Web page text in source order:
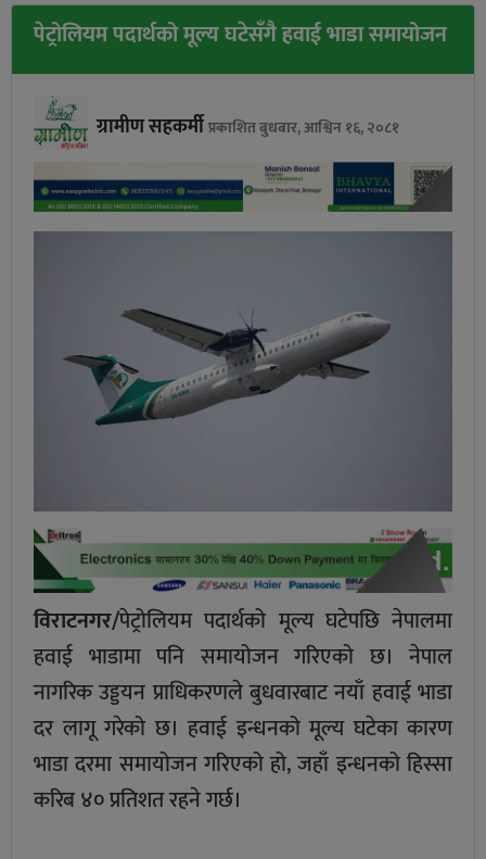
पेट्रोलियम पदार्थको मूल्य घटेसँगै हवाई भाडा समायोजन
ग्रामीण सहकर्मीप्रकाशित बुधबार, आश्विन १६, २०८१
विराटनगर/पेट्रोलियम पदार्थको मूल्य घटेपछि नेपालमा
हवाई भाडामा पनि समायोजन गरिएको छ। नेपाल
नागरिक उड्डयन प्राधिकरणले बुधवारबाट नयाँ हवाई भाडा
दर लागू गरेको छ। हवाई इन्धनको मूल्य घटेका कारण
भाडा दरमा समायोजन गरिएको हो, जहाँ इन्धनको हिस्सा
करिब ४० प्रतिशत रहने गर्छ।